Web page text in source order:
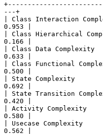
---+
| Class Interaction
0.953 |
| Class Hierarchical
0.166 |
| Class Data
0.633 |
| Class Functional
0.500 |
| State Complexity
0.692 |
| State Transition
0.420 |
| Activity Complexity
0.580 |
| Usecase
0.562 |